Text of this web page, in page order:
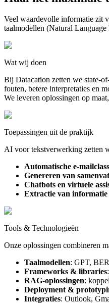
Veel waardevolle informatie zit
taalmodellen (Natural
Wat wij doen
Bij Datacation zetten we state-
fouten, betere interpretaties en
We leveren oplossingen op
Toepassingen uit de praktijk
AI voor tekstverwerking zetten
Automatische e-
Genereren van
Chatbots en virtuele
Extractie van informatie
Tools & Technologieën
Onze oplossingen combineren
Taalmodellen: GPT,
Frameworks & libraries
RAG-oplossingen:
Deployment &
Integraties: Outlook,